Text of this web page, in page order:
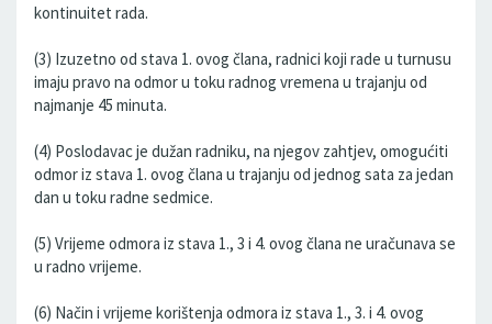
kontinuitet rada.
(3) Izuzetno od stava 1. ovog člana, radnici koji rade u turnusu
imaju pravo na odmor u toku radnog vremena u trajanju od
najmanje 45 minuta.
(4) Poslodavac je dužan radniku, na njegov zahtjev, omogućiti
odmor iz stava 1. ovog člana u trajanju od jednog sata za jedan
dan u toku radne sedmice.
(5) Vrijeme odmora iz stava 1., 3 i 4. ovog člana ne uračunava se
u radno vrijeme.
(6) Način i vrijeme korištenja odmora iz stava 1., 3. i 4. ovog